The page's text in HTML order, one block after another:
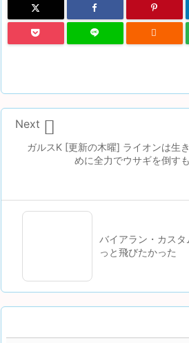

ガルスK [更新の木曜] ライオンは生
めに全力でウサギを倒す

Next
バイアラン・カス
っと飛びたかった